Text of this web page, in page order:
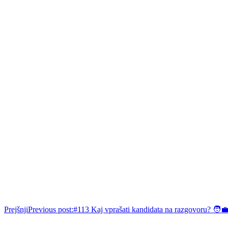
PrejšnjiPrevious post:#113 Kaj vprašati kandidata na razgovoru?